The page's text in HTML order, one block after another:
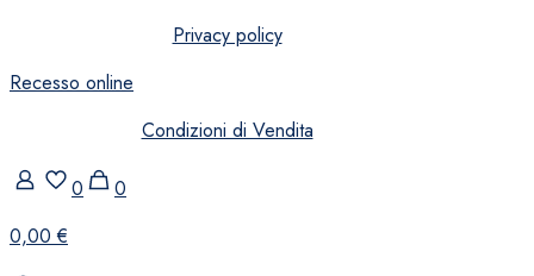
Privacy policy
Recesso online
Condizioni di Vendita
0
0
0,00 €